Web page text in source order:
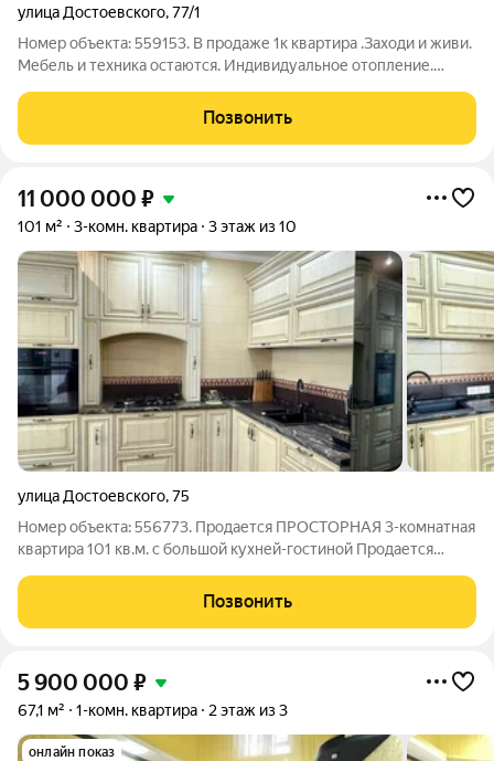
улица Достоевского,77/1
Номер объекта: 559153. В продаже 1к квартира .Заходи и живи.
Мебель и техника остаются. Индивидуальное отопление.
квадратуру балкон не входит. Инфраструктура: большая
транспортная развязка,
Позвонить
11 000 000 ₽
101 м² 3-комн. квартира 3 этаж из 10
улица Достоевского,75
Номер объекта: 556773. Продается ПРОСТОРНАЯ 3-комнатная
квартира 101 кв.м. с большой кухней-гостиной Продается
отличном состоянии! Ключевые преимущества: Просторная
кухня-гостиная 29,8 кв. м.
Позвонить
5 900 000 ₽
67,1 м² 1-комн. квартира 2 этаж из 3
онлайн показ